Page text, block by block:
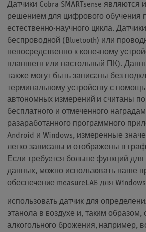
Датчики Cobra SMARTsense являются
решением для цифрового обучения
естественно-научного цикла.
беспроводной (Bluetooth) или
непосредственно к конечному
планшетн или настольный ПК).
также могут быть записаны без
терминальному устройству с
автономных измерений и считаны
бесплатного и отмеченного
разаработанного программного
Android и Windows, измеренные
легко записаны и отображены в
Если требуется больше функций для
данных, можно использовать наше
обеспечение measureLAB для Windows
использовать датчик для
этанола в воздухе и, таким образом,
алкогольного брожения, например,